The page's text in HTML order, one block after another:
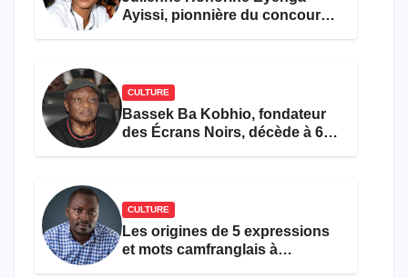
Ayissi, pionnière du concours
CULTURE
Bassek Ba Kobhio, fondateur
des Écrans Noirs, décède à 69
CULTURE
Les origines de 5 expressions
et mots camfranglais à